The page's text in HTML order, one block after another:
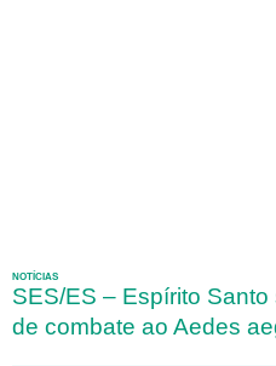
NOTÍCIAS
SES/ES – Espírito
de combate ao Aedes